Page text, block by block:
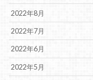
2022年8月
2022年7月
2022年6月
2022年5月